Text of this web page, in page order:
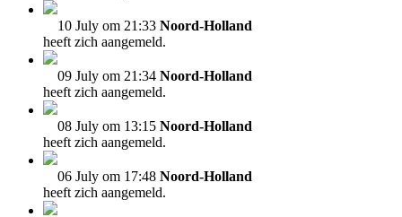
10 July om 21:33 Noord-Holland
heeft zich aangemeld.
09 July om 21:34 Noord-Holland
heeft zich aangemeld.
08 July om 13:15 Noord-Holland
heeft zich aangemeld.
06 July om 17:48 Noord-Holland
heeft zich aangemeld.